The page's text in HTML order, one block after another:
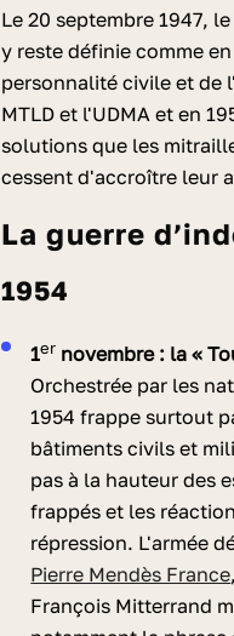
Le 20 septembre 1947,
y reste définie comme
personnalité civile et de
MTLD et l'UDMA et en
solutions que les
cessent d'accroître leur
La guerre
1954
1er novembre : la «
Orchestrée par les
1954 frappe surtout
bâtiments civils et
pas à la hauteur des
frappés et les
répression. L'armée
Pierre Mendès France
François Mitterrand